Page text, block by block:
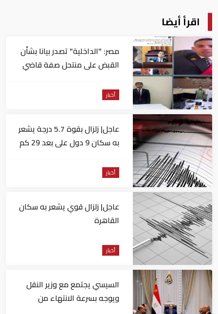
اقرأ أيضا
مصر: "الداخلية" تصدر بيانا بشأن
القبض على منتحل صفة قاضي
أخبار
عاجل| زلزال بقوة 5.7 درجة يشعر
به سكان 9 دول على بعد 29 كم
أخبار
عاجل| زلزال قوي يشعر به سكان
القاهرة
أخبار
السيسي يجتمع مع وزير النقل
ويوجه بسرعة الانتهاء من